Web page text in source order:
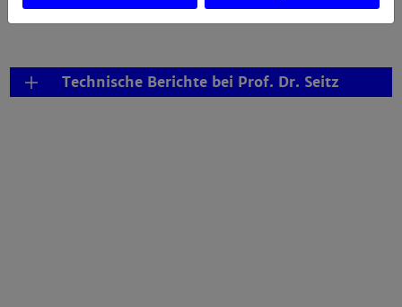
Technische Berichte bei Prof. Dr. Seitz